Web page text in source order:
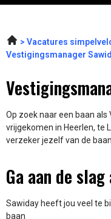
Vacatures
Vestigingsmanager
Op zoek naar een baan als
vrijgekomen in Heerlen, te
verzeker jezelf van de
Ga aan de
Sawiday heeft jou veel te
baan